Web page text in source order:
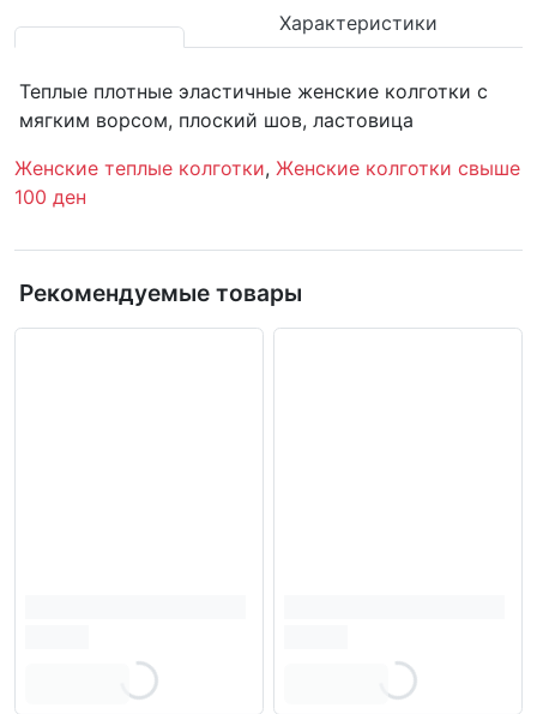
Характеристики
Теплые плотные эластичные женские колготки с
мягким ворсом, плоский шов, ластовица
Женские теплые колготки, Женские колготки свыше
100 ден
Рекомендуемые товары